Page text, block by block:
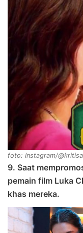
foto: Instagram/
9. Saat
pemain film Luka
khas mereka.